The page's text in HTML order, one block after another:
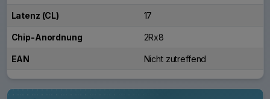
Latenz (CL) 17
Chip-Anordnung 2Rx8
EAN Nicht zutreffend